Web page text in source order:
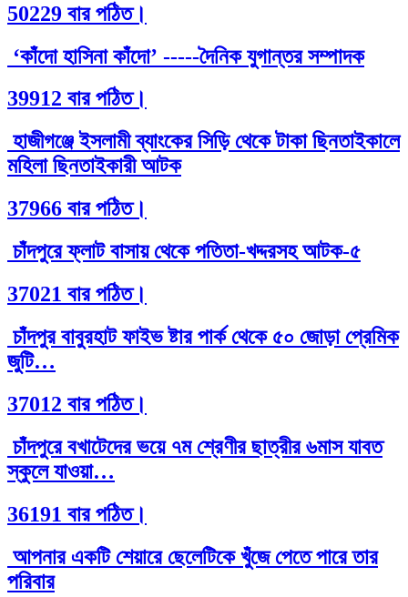
50229 বার পঠিত।
‘কাঁদো হাসিনা কাঁদো’ -----দৈনিক যুগান্তর সম্পাদক
39912 বার পঠিত।
হাজীগঞ্জে ইসলামী ব্যাংকের সিড়ি থেকে টাকা ছিনতাইকালে
মহিলা ছিনতাইকারী আটক
37966 বার পঠিত।
চাঁদপুরে ফ্লাট বাসায় থেকে পতিতা-খদ্দরসহ আটক-৫
37021 বার পঠিত।
চাঁদপুর বাবুরহাট ফাইভ ষ্টার পার্ক থেকে ৫০ জোড়া প্রেমিক
জুটি…
37012 বার পঠিত।
চাঁদপুরে বখাটেদের ভয়ে ৭ম শ্রেণীর ছাত্রীর ৬মাস যাবত
স্কুলে যাওয়া…
36191 বার পঠিত।
আপনার একটি শেয়ারে ছেলেটিকে খুঁজে পেতে পারে তার
পরিবার